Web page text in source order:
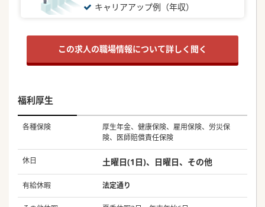
キャリアアップ例（年収）
この求人の職場情報について詳しく聞く
福利厚生
各種保険
厚生年金、健康保険、雇用保険、労災保
険、医師賠償責任保険
休日 土曜日(1日)、日曜日、その他
有給休暇 法定通り